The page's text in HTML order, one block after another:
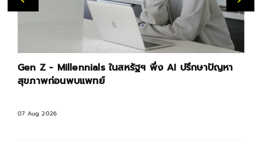
Gen Z - Millennials ในสหรัฐฯ พึ่ง AI ปรึกษาปัญหา
สุขภาพก่อนพบแพทย์
07 Aug 2026